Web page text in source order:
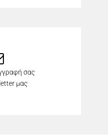
σας
μας